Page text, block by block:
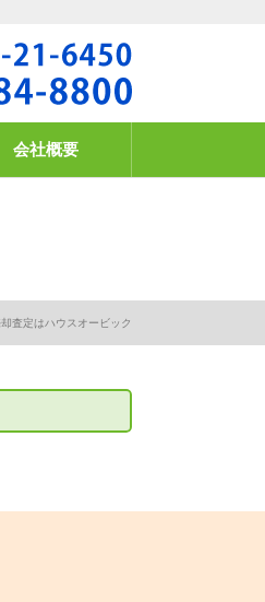
会社概要
査定はハウスオービック